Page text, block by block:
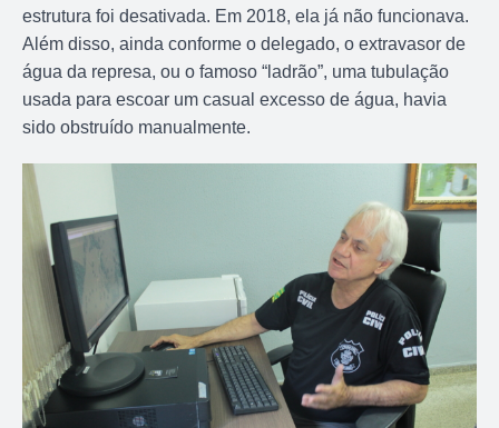
estrutura foi desativada. Em 2018, ela já não funcionava.
Além disso, ainda conforme o delegado, o extravasor de
água da represa, ou o famoso “ladrão”, uma tubulação
usada para escoar um casual excesso de água, havia
sido obstruído manualmente.